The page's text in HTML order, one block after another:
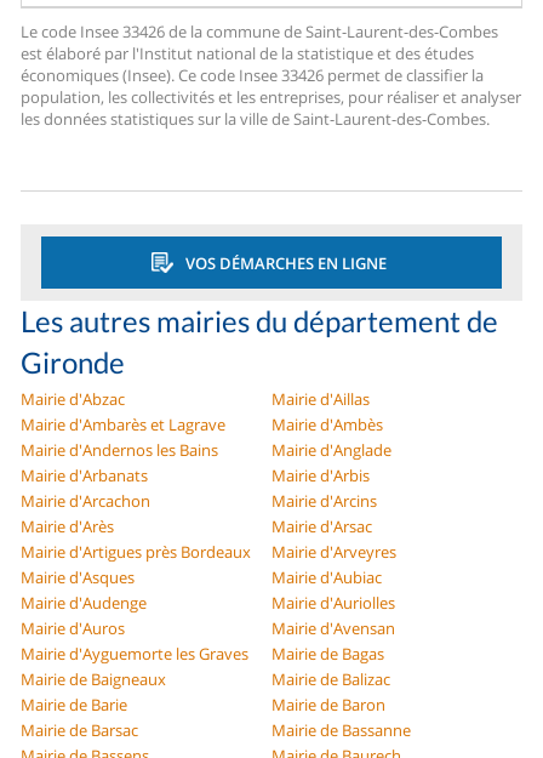
Le code Insee 33426 de la commune de Saint-Laurent-des-Combes
est élaboré par l'Institut national de la statistique et des études
économiques (Insee). Ce code Insee 33426 permet de classifier la
population, les collectivités et les entreprises, pour réaliser et analyser
les données statistiques sur la ville de Saint-Laurent-des-Combes.
VOS DÉMARCHES EN LIGNE
Les autres mairies du département de
Gironde
Mairie d'Abzac
Mairie d'Aillas
Mairie d'Ambarès et Lagrave
Mairie d'Ambès
Mairie d'Andernos les Bains
Mairie d'Anglade
Mairie d'Arbanats
Mairie d'Arbis
Mairie d'Arcachon
Mairie d'Arcins
Mairie d'Arès
Mairie d'Arsac
Mairie d'Artigues près Bordeaux
Mairie d'Arveyres
Mairie d'Asques
Mairie d'Aubiac
Mairie d'Audenge
Mairie d'Auriolles
Mairie d'Auros
Mairie d'Avensan
Mairie d'Ayguemorte les Graves
Mairie de Bagas
Mairie de Baigneaux
Mairie de Balizac
Mairie de Barie
Mairie de Baron
Mairie de Barsac
Mairie de Bassanne